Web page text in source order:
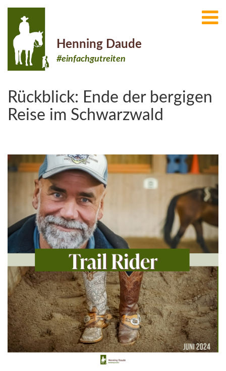
Henning Daude
#einfachgutreiten
Rückblick: Ende der bergigen
Reise im Schwarzwald